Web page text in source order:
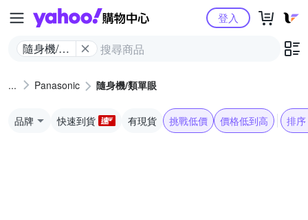
Yahoo購物中心
隨身機/類
登入
Panasonic 隨身機/類單眼
品牌 快速到貨 有現貨 挑戰低價 價格低到高 排序